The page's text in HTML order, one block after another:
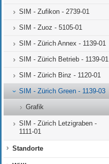
SIM - Zufikon - 2739-01
SIM - Zuoz - 5105-01
SIM - Zürich Annex - 1139-01
SIM - Zürich Betrieb - 1139-01
SIM - Zürich Binz - 1120-01
SIM - Zürich Green - 1139-03
Grafik
SIM - Zürich Letzigraben -
1111-01
Standorte